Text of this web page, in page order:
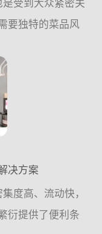
受到大众紧密关
要独特的菜品风
餐饮业与食品密
决方案
度高、流动快，
衍提供了便利条